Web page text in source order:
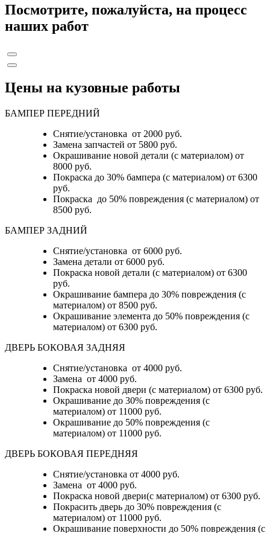
Посмотрите, пожалуйста, на процесс
наших работ
Цены на кузовные работы
БАМПЕР ПЕРЕДНИЙ
Снятие/установка от 2000 руб.
Замена запчастей от 5800 руб.
Окрашивание новой детали (с материалом) от
8000 руб.
Покраска до 30% бампера (с материалом) от 6300
руб.
Покраска до 50% повреждения (с материалом) от
8500 руб.
БАМПЕР ЗАДНИЙ
Снятие/установка от 6000 руб.
Замена детали от 6000 руб.
Покраска новой детали (с материалом) от 6300
руб.
Окрашивание бампера до 30% повреждения (с
материалом) от 8500 руб.
Окрашивание элемента до 50% повреждения (с
материалом) от 6300 руб.
ДВЕРЬ БОКОВАЯ ЗАДНЯЯ
Снятие/установка от 4000 руб.
Замена от 4000 руб.
Покраска новой двери (с материалом) от 6300 руб.
Окрашивание до 30% повреждения (с
материалом) от 11000 руб.
Окрашивание до 50% повреждения (с
материалом) от 11000 руб.
ДВЕРЬ БОКОВАЯ ПЕРЕДНЯЯ
Снятие/установка от 4000 руб.
Замена от 4000 руб.
Покраска новой двери(с материалом) от 6300 руб.
Покрасить дверь до 30% повреждения (с
материалом) от 11000 руб.
Окрашивание поверхности до 50% повреждения (с